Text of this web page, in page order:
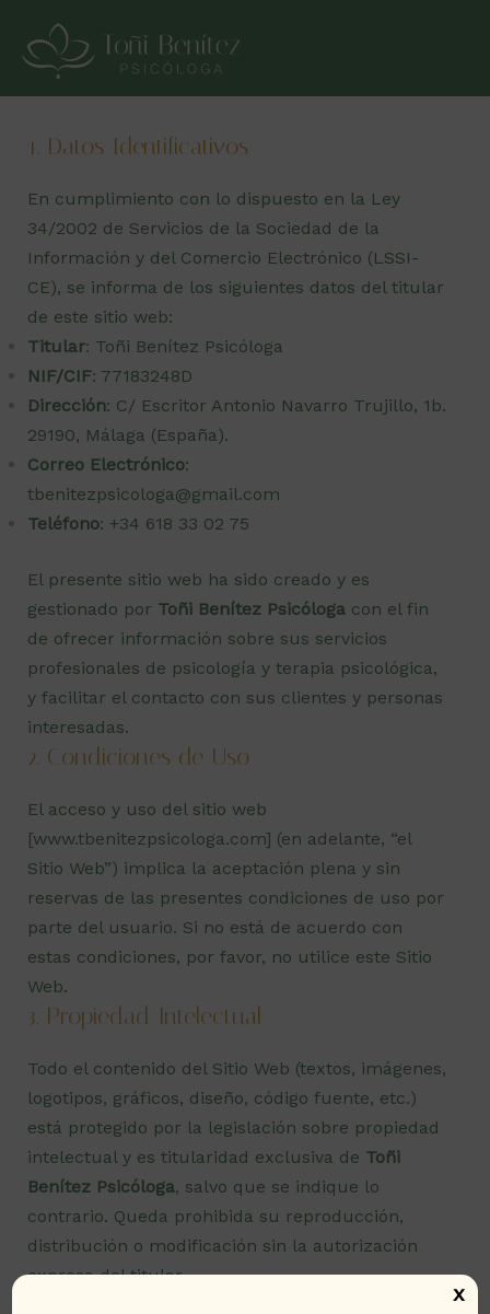
contenido
Aviso Legal
1. Datos Identificativos
En cumplimiento con lo dispuesto en la Ley
34/2002 de Servicios de la Sociedad de la
Información y del Comercio Electrónico (LSSI-
CE), se informa de los siguientes datos del titular
de este sitio web:
Titular: Toñi Benítez Psicóloga
NIF/CIF: 77183248D
Dirección: C/ Escritor Antonio Navarro Trujillo, 1b.
29190, Málaga (España).
Correo Electrónico:
tbenitezpsicologa@gmail.com
Teléfono: +34 618 33 02 75
El presente sitio web ha sido creado y es
gestionado por Toñi Benítez Psicólogacon el fin
de ofrecer información sobre sus servicios
profesionales de psicología y terapia psicológica,
y facilitar el contacto con sus clientes y personas
interesadas.
2. Condiciones de Uso
El acceso y uso del sitio web
[www.tbenitezpsicologa.com] (en adelante, “el
Sitio Web”) implica la aceptación plena y sin
reservas de las presentes condiciones de uso por
parte del usuario. Si no está de acuerdo con
estas condiciones, por favor, no utilice este Sitio
Web.
3. Propiedad Intelectual
Todo el contenido del Sitio Web (textos, imágenes,
logotipos, gráficos, diseño, código fuente, etc.)
está protegido por la legislación sobre propiedad
intelectual y es titularidad exclusiva de Toñi
Benítez Psicóloga, salvo que se indique lo
contrario. Queda prohibida su reproducción,
distribución o modificación sin la autorización
expresa del titular.
x